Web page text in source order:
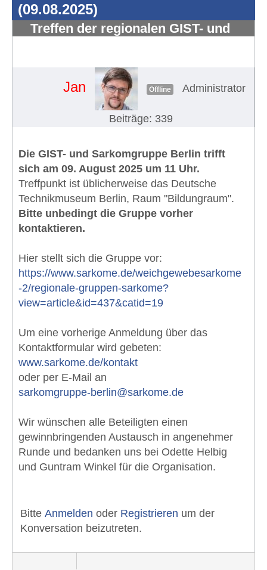
(09.08.2025)
Treffen der regionalen GIST- und
Jan Offline Administrator
Beiträge: 339
Die GIST- und Sarkomgruppe Berlin trifft
sich am 09. August 2025 um 11 Uhr.
Treffpunkt ist üblicherweise das Deutsche
Technikmuseum Berlin, Raum "Bildungraum".
Bitte unbedingt die Gruppe vorher
kontaktieren.
Hier stellt sich die Gruppe vor:
https://www.sarkome.de/weichgewebesarkome
-2/regionale-gruppen-sarkome?
view=article&id=437&catid=19
Um eine vorherige Anmeldung über das
Kontaktformular wird gebeten:
www.sarkome.de/kontakt
oder per E-Mail an
sarkomgruppe-berlin@sarkome.de
Wir wünschen alle Beteiligten einen
gewinnbringenden Austausch in angenehmer
Runde und bedanken uns bei Odette Helbig
und Guntram Winkel für die Organisation.
Bitte Anmelden oder Registrieren um der
Konversation beizutreten.